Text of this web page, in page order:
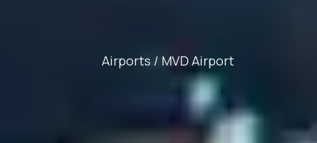
Airports / MVD Airport